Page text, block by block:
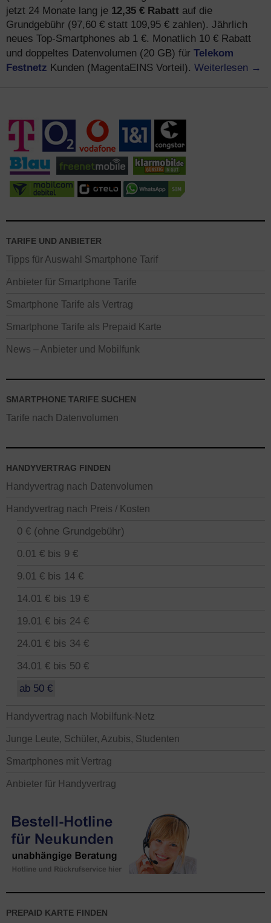
jetzt 24 Monate lang je 12,35 € Rabatt auf die
Grundgebühr (97,60 € statt 109,95 € zahlen). Jährlich
neues Top-Smartphones ab 1 €. Monatlich 10 € Rabatt
und doppeltes Datenvolumen (20 GB) für Telekom
Festnetz Kunden (MagentaEINS Vorteil). Weiterlesen →
TARIFE UND ANBIETER
Tipps für Auswahl Smartphone Tarif
Anbieter für Smartphone Tarife
Smartphone Tarife als Vertrag
Smartphone Tarife als Prepaid Karte
News – Anbieter und Mobilfunk
SMARTPHONE TARIFE SUCHEN
Tarife nach Datenvolumen
HANDYVERTRAG FINDEN
Handyvertrag nach Datenvolumen
Handyvertrag nach Preis / Kosten
0 € (ohne Grundgebühr)
0.01 € bis 9 €
9.01 € bis 14 €
14.01 € bis 19 €
19.01 € bis 24 €
24.01 € bis 34 €
34.01 € bis 50 €
ab 50 €
Handyvertrag nach Mobilfunk-Netz
Junge Leute, Schüler, Azubis, Studenten
Smartphones mit Vertrag
Anbieter für Handyvertrag
PREPAID KARTE FINDEN